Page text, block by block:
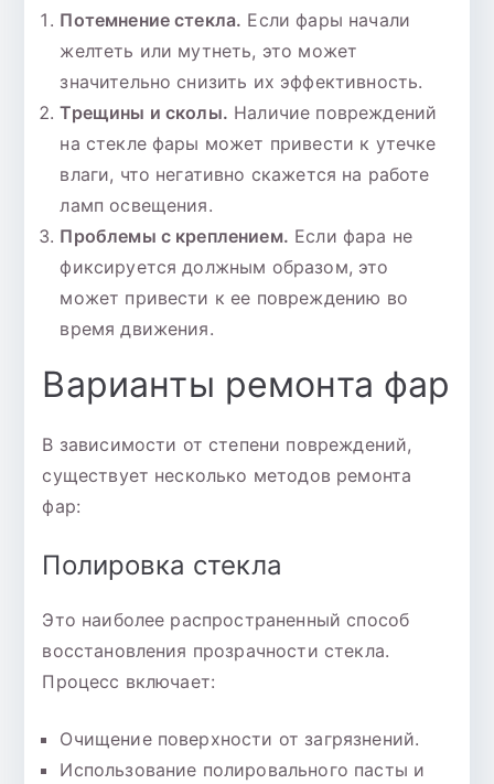
Потемнение стекла. Если фары начали
желтеть или мутнеть, это может
значительно снизить их эффективность.
Трещины и сколы. Наличие повреждений
на стекле фары может привести к утечке
влаги, что негативно скажется на работе
ламп освещения.
Проблемы с креплением. Если фара не
фиксируется должным образом, это
может привести к ее повреждению во
время движения.
Варианты ремонта фар
В зависимости от степени повреждений,
существует несколько методов ремонта
фар:
Полировка стекла
Это наиболее распространенный способ
восстановления прозрачности стекла.
Процесс включает:
Очищение поверхности от загрязнений.
Использование полировального пасты и